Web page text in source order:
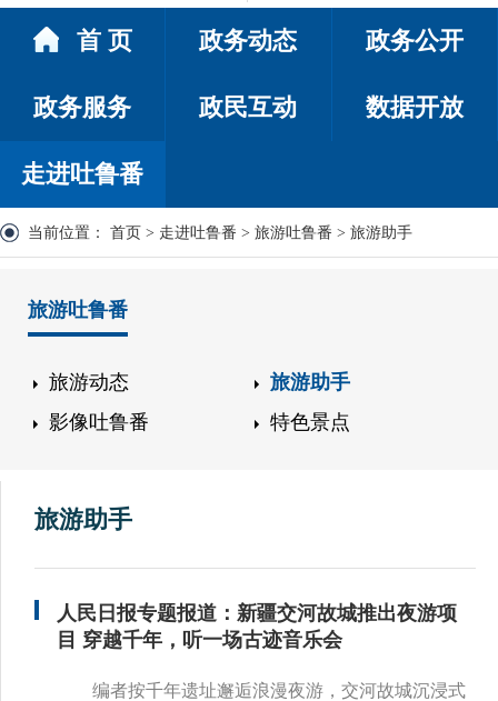
首 页 政务动态 政务公开
政务服务 政民互动 数据开放
走进吐鲁番
当前位置： 首页 > 走进吐鲁番 > 旅游吐鲁番 > 旅游助手
旅游吐鲁番
旅游动态
旅游助手
影像吐鲁番
特色景点
旅游助手
人民日报专题报道：新疆交河故城推出夜游项
目 穿越千年，听一场古迹音乐会
编者按千年遗址邂逅浪漫夜游，交河故城沉浸式